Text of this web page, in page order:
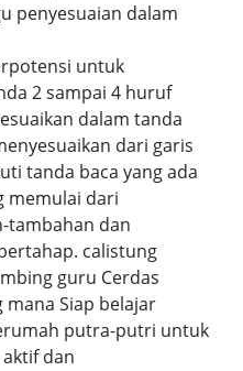
penyesuaian dalam
untuk
2 sampai 4 huruf
dalam tanda
dari garis
tanda baca yang ada
memulai dari
tambahan dan
calistung
guru Cerdas
mana Siap belajar
putra-putri untuk
dan